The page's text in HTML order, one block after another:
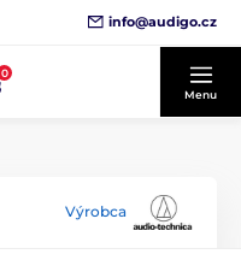
info@audigo.cz
0
Menu
Výrobca